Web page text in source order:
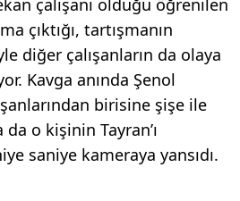
çıktığı, tartışmanın
diğer çalışanların da olaya
Kavga anında Şenol
birisine şişe ile
o kişinin Tayran’ı
saniye kameraya yansıdı.